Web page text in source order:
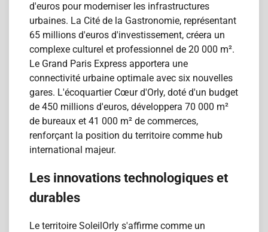
d'euros pour moderniser les infrastructures
urbaines. La Cité de la Gastronomie, représentant
65 millions d'euros d'investissement, créera un
complexe culturel et professionnel de 20 000 m².
Le Grand Paris Express apportera une
connectivité urbaine optimale avec six nouvelles
gares. L'écoquartier Cœur d'Orly, doté d'un budget
de 450 millions d'euros, développera 70 000 m²
de bureaux et 41 000 m² de commerces,
renforçant la position du territoire comme hub
international majeur.
Les innovations technologiques et
durables
Le territoire SoleilOrly s'affirme comme un